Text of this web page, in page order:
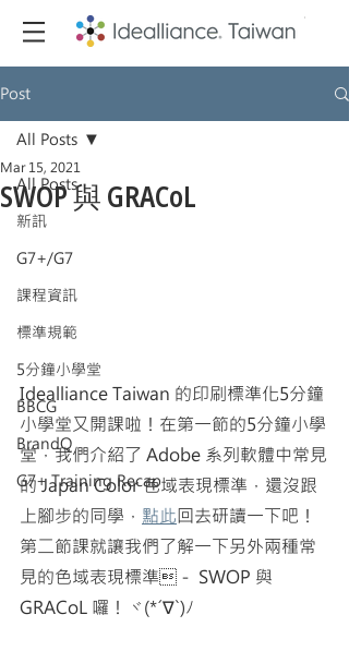
Post
All Posts
新訊
G7+/G7
課程資訊
標準規範
5分鐘小學堂
BBCG
BrandQ
G7+ Training Recap
All Posts
SWOP 與 GRACoL
Mar 15, 2021
Idealliance Taiwan 的印刷標準化5分鐘
小學堂又開課啦！在第一節的5分鐘小學
堂，我們介紹了 Adobe 系列軟體中常見
的 Japan Color 色域表現標準 ，還沒跟
上腳步的同學， 點此回去研讀一下吧！
第二節課就讓我們了解一下另外兩種常
見的色域表現標準－ SWOP 與
GRACoL 囉！ヾ(*´∇`)ﾉ